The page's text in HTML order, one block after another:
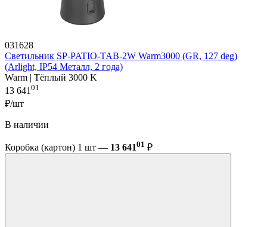
031628
Светильник SP-PATIO-TAB-2W Warm3000 (GR, 127 deg)
(Arlight, IP54 Металл, 2 года)
Warm | Тёплый 3000 K
13 64101
₽/шт
В наличии
Коробка (картон) 1 шт — 13 64101 ₽